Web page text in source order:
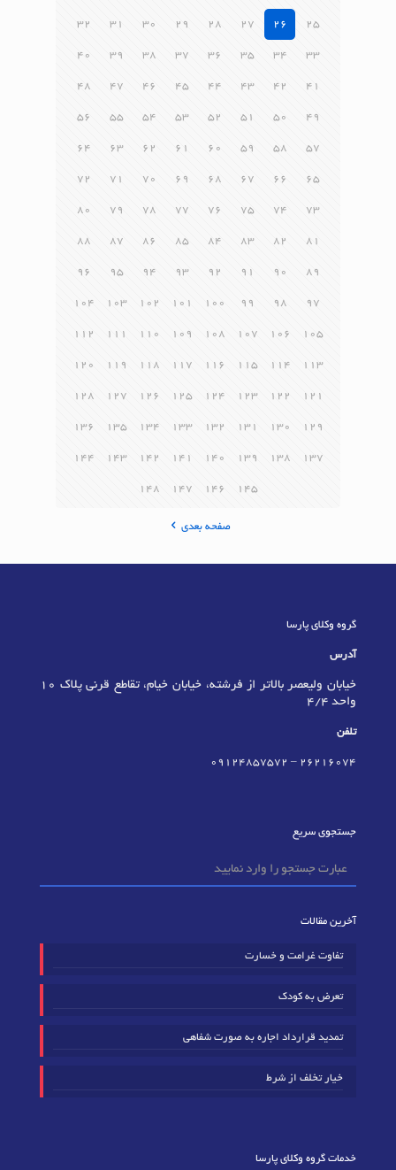
25
26
27
28
29
30
31
32
33
34
35
36
37
38
39
40
41
42
43
44
45
46
47
48
49
50
51
52
53
54
55
56
57
58
59
60
61
62
63
64
65
66
67
68
69
70
71
72
73
74
75
76
77
78
79
80
81
82
83
84
85
86
87
88
89
90
91
92
93
94
95
96
97
98
99
100
101
102
103
104
105
106
107
108
109
110
111
112
113
114
115
116
117
118
119
120
121
122
123
124
125
126
127
128
129
130
131
132
133
134
135
136
137
138
139
140
141
142
143
144
145
146
147
148
صفحه بعدی
گروه وکلای پارسا
آدرس
خیابان ولیعصر بالاتر از فرشته، خیابان خیام، تقاطع قرنی پلاک 10
واحد 4/4
تلفن
٢٦٢١٦٠٧٤ –
09124857572
جستجوی سریع
آخرین مقالات
تفاوت غرامت و خسارت
تعرض به کودک
تمدید قرارداد اجاره به صورت شفاهی
خیار تخلف از شرط
خدمات گروه وکلای پارسا